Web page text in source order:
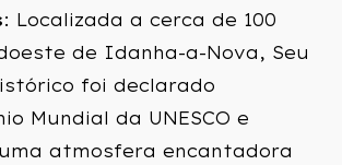
: Localizada a cerca de 100
de Idanha-a-Nova, Seu
foi declarado
Mundial da UNESCO e
atmosfera encantadora